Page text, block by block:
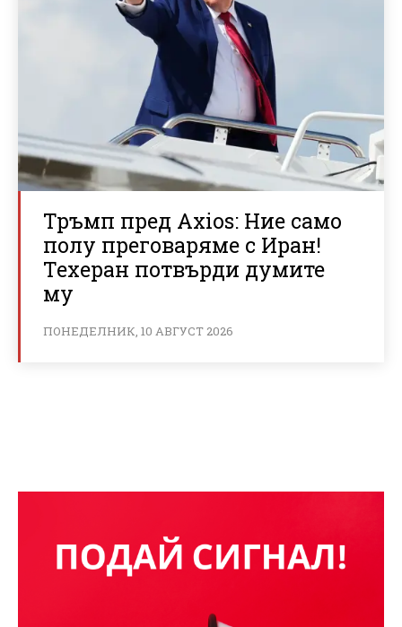
Тръмп пред Axios: Ние само
полу преговаряме с Иран!
Техеран потвърди думите
му
ПОНЕДЕЛНИК, 10 АВГУСТ 2026